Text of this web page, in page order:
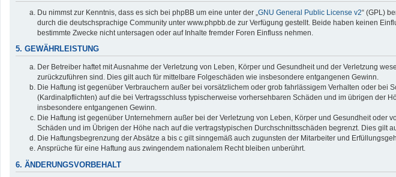
Du nimmst zur Kenntnis, dass es sich bei phpBB um eine unter der „ GNU General Public License v2“ (GPL)
durch die deutschsprachige Community unter www.phpbb.de zur Verfügung gestellt. Beide haben keinen
bestimmte Zwecke nicht untersagen oder auf Inhalte fremder Foren Einfluss nehmen.
5. GEWÄHRLEISTUNG
Der Betreiber haftet mit Ausnahme der Verletzung von Leben, Körper und Gesundheit und der Verletzung
zurückzuführen sind. Dies gilt auch für mittelbare Folgeschäden wie insbesondere entgangenen Gewinn.
Die Haftung ist gegenüber Verbrauchern außer bei vorsätzlichem oder grob fahrlässigem Verhalten oder
(Kardinalpflichten) auf die bei Vertragsschluss typischerweise vorhersehbaren Schäden und im übrigen der
insbesondere entgangenen Gewinn.
Die Haftung ist gegenüber Unternehmern außer bei der Verletzung von Leben, Körper und Gesundheit
Schäden und im Übrigen der Höhe nach auf die vertragstypischen Durchschnittsschäden begrenzt. Dies gilt
Die Haftungsbegrenzung der Absätze a bis c gilt sinngemäß auch zugunsten der Mitarbeiter und
Ansprüche für eine Haftung aus zwingendem nationalem Recht bleiben unberührt.
6. ÄNDERUNGSVORBEHALT